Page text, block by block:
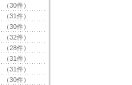
（30件）
（31件）
（30件）
（32件）
（28件）
（31件）
（31件）
（30件）